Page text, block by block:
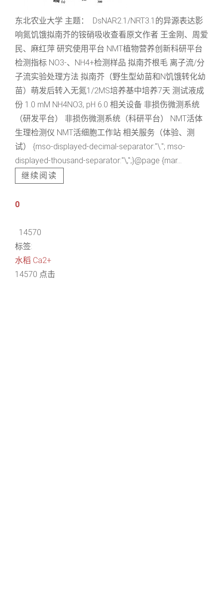
东北农业大学 主题： DsNAR2.1/NRT3.1的异源表达影
响氮饥饿拟南芥的铵硝吸收查看原文作者 王金刚、周爱
民、麻红萍 研究使用平台 NMT植物营养创新科研平台
检测指标 NO3-、NH4+检测样品 拟南芥根毛 离子流/分
子流实验处理方法 拟南芥（野生型幼苗和N饥饿转化幼
苗）萌发后转入无氮1/2MS培养基中培养7天 测试液成
份 1.0 mM NH4NO3, pH 6.0 相关设备 非损伤微测系统
（研发平台） 非损伤微测系统（科研平台） NMT活体
生理检测仪 NMT活细胞工作站 相关服务（体验、测
试） {mso-displayed-decimal-separator:"\."; mso-
displayed-thousand-separator:"\,";}@page {mar...
继续阅读
0
14570
标签:
水稻 Ca2+
14570 点击